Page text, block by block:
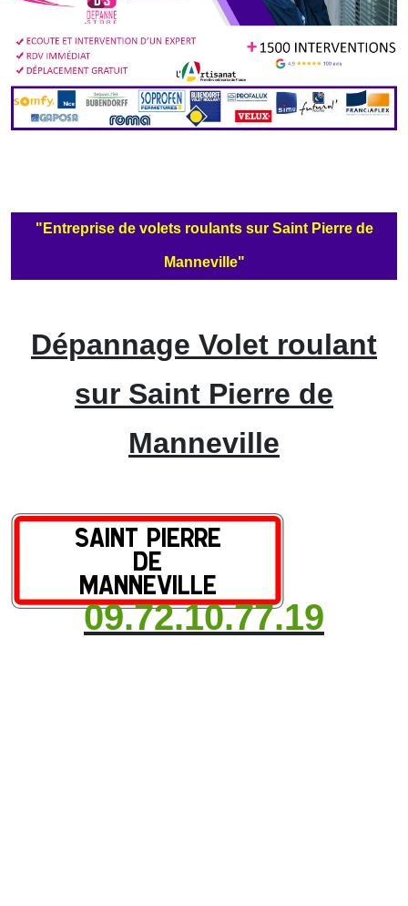
"Entreprise de volets roulants sur Saint Pierre de
Manneville"
Dépannage Volet roulant
sur Saint Pierre de
Manneville
09.72.10.77.19